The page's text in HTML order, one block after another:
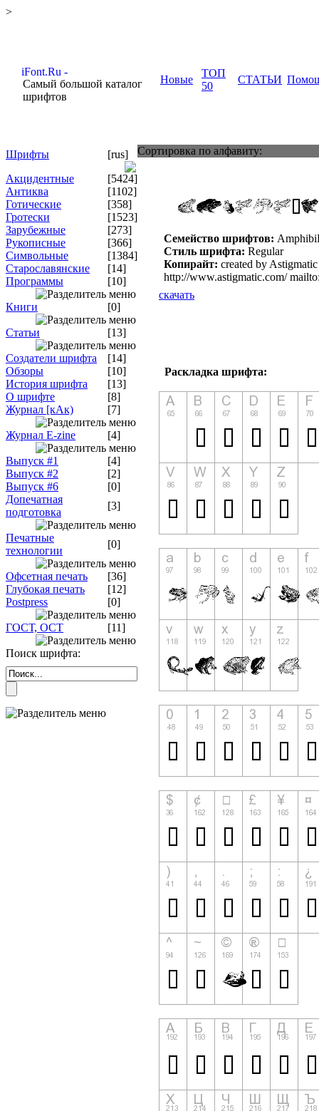
>
Самый большой каталог
шрифтов
Новые
ТОП
50
СТАТЬИ
Шрифты
[rus]
Акцидентные
[5424]
Антиква
[1102]
Готические
[358]
Гротески
[1523]
Зарубежные
[273]
Рукописные
[366]
Символьные
[1384]
Старославянские
[14]
Программы
[10]
Книги [0]
Статьи [13]
Создатели шрифта
[14]
Обзоры
[10]
История шрифта
[13]
О шрифте
[8]
Журнал [кАк)
[7]
Журнал E-zine [4]
Выпуск #1
[4]
Выпуск #2
[2]
Выпуск #6
[0]
Допечатная
подготовка
[3]
Печатные
технологии
[0]
Офсетная печать
[36]
Глубокая печать
[12]
Postpress
[0]
ГОСТ, ОСТ [11]
Поиск шрифта:
Сортировка по алфавиту:
Семейство шрифтов:
Стиль шрифта: Regular
Копирайт: created by
http://www.astigmatic.com/
скачать
Раскладка шрифта: